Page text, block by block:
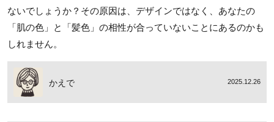
ないでしょうか？その原因は、デザインではなく、あなたの
「肌の色」と「髪色」の相性が合っていないことにあるのかも
しれません。
かえで 2025.12.26